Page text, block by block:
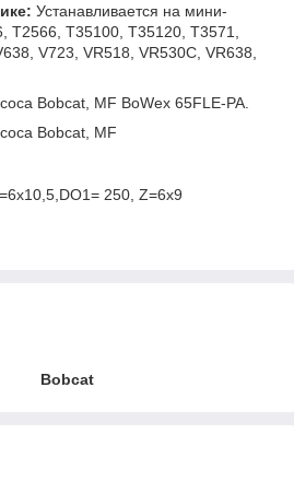
Устанавливается на мини-
T2566, T35100, T35120, T3571,
V723, VR518, VR530C, VR638,
Bobcat, MF BoWex 65FLE-PA.
Bobcat, MF
250, Z=6х9
Bobcat